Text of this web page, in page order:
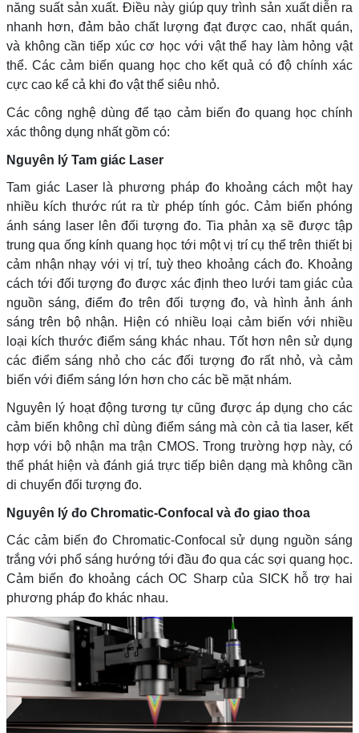
năng suất sản xuất. Điều này giúp quy trình sản xuất diễn ra
nhanh hơn, đảm bảo chất lượng đạt được cao, nhất quán,
và không cần tiếp xúc cơ học với vật thể hay làm hỏng vật
thể. Các cảm biến quang học cho kết quả có độ chính xác
cực cao kể cả khi đo vật thể siêu nhỏ.
Các công nghệ dùng để tạo cảm biến đo quang học chính
xác thông dụng nhất gồm có:
Nguyên lý Tam giác Laser
Tam giác Laser là phương pháp đo khoảng cách một hay
nhiều kích thước rút ra từ phép tính góc. Cảm biến phóng
ánh sáng laser lên đối tượng đo. Tia phản xạ sẽ được tập
trung qua ống kính quang học tới một vị trí cụ thể trên thiết bị
cảm nhận nhạy với vị trí, tuỳ theo khoảng cách đo. Khoảng
cách tới đối tượng đo được xác định theo lưới tam giác của
nguồn sáng, điểm đo trên đối tượng đo, và hình ảnh ánh
sáng trên bộ nhận. Hiện có nhiều loại cảm biến với nhiều
loại kích thước điểm sáng khác nhau. Tốt hơn nên sử dụng
các điểm sáng nhỏ cho các đối tượng đo rất nhỏ, và cảm
biến với điểm sáng lớn hơn cho các bề mặt nhám.
Nguyên lý hoạt động tương tự cũng được áp dụng cho các
cảm biến không chỉ dùng điểm sáng mà còn cả tia laser, kết
hợp với bộ nhận ma trận CMOS. Trong trường hợp này, có
thể phát hiện và đánh giá trực tiếp biên dạng mà không cần
di chuyển đối tượng đo.
Nguyên lý đo Chromatic-Confocal và đo giao thoa
Các cảm biến đo Chromatic-Confocal sử dụng nguồn sáng
trắng với phổ sáng hướng tới đầu đo qua các sợi quang học.
Cảm biến đo khoảng cách OC Sharp của SICK hỗ trợ hai
phương pháp đo khác nhau.